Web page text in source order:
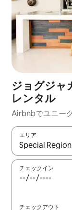
ジョグジャ
レンタル
Airbnbでユニー
エリア
検索結果が表示
チェックイン
チェックアウト